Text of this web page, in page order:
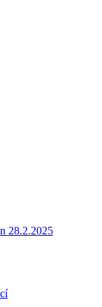
28.2.2025